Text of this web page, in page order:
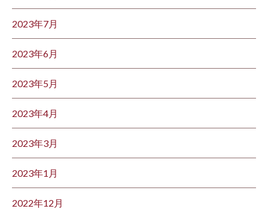
2023年7月
2023年6月
2023年5月
2023年4月
2023年3月
2023年1月
2022年12月